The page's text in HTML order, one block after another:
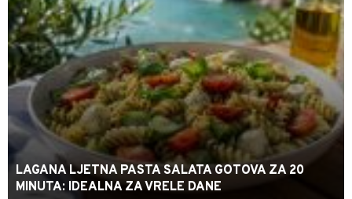
LAGANA LJETNA PASTA SALATA GOTOVA ZA 20
MINUTA: IDEALNA ZA VRELE DANE